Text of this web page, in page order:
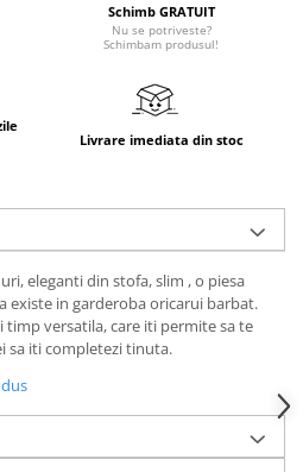
Schimb GRATUIT
Nu se potriveste?
Schimbam produsul!
Livrare imediata din stoc
eleganti din stofa, slim , o piesa
existe in garderoba oricarui barbat.
timp versatila, care iti permite sa te
sa iti completezi tinuta.